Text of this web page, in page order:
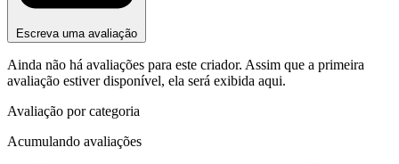
Escreva uma avaliação
Ainda não há avaliações para este criador. Assim que a primeira
avaliação estiver disponível, ela será exibida aqui.
Avaliação por categoria
Acumulando avaliações